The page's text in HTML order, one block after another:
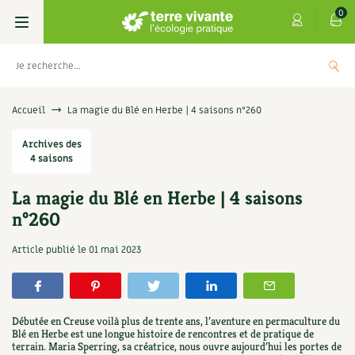
0
Livres
Permaculture, Jardin bio
Techniques de jardinage
Verger, arbres
Aménagement jardin
Les 4 saisons
Se réabonner
Offrir un abonnement
Les numéros
4 saisons
Graines, semences
Aromatiques
Florales
Cartes cadeau
Découvrir le Centre
Visiter en famille, entre amis
Jardin bio
Parole libre
Accueil La magie du Blé en Herbe | 4 saisons n°260
Archives des
4 saisons
La magie du Blé en Herbe | 4 saisons
n°260
Article publié le 01 mai 2023
Débutée en Creuse voilà plus de trente ans, l’aventure en permaculture du
Blé en Herbe est une longue histoire de rencontres et de pratique de
terrain. Maria Sperring, sa créatrice, nous ouvre aujourd’hui les portes de
9,90